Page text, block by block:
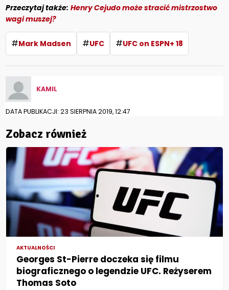
Przeczytaj także: Henry Cejudo może stracić mistrzostwo
wagi muszej?
#Mark Madsen #UFC #UFC on ESPN+ 18
KAMIL
DATA PUBLIKACJI: 23 SIERPNIA 2019, 12:47
Zobacz również
AKTUALNOŚCI
Georges St-Pierre doczeka się filmu
biograficznego o legendzie UFC. Reżyserem
Thomas Soto